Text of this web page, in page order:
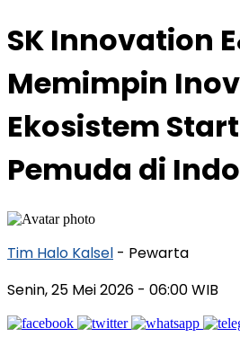
SK Innovation
Memimpin
Ekosistem
Pemuda di
Tim Halo Kalsel - Pewarta
Senin, 25 Mei 2026 - 06:00 WIB